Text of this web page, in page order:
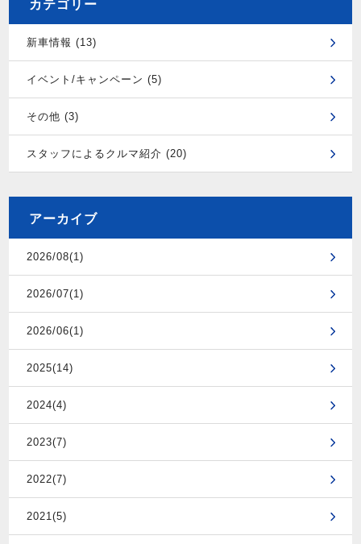
カテゴリー
新車情報 (13)
イベント/キャンペーン (5)
その他 (3)
スタッフによるクルマ紹介 (20)
アーカイブ
2026/08(1)
2026/07(1)
2026/06(1)
2025(14)
2024(4)
2023(7)
2022(7)
2021(5)